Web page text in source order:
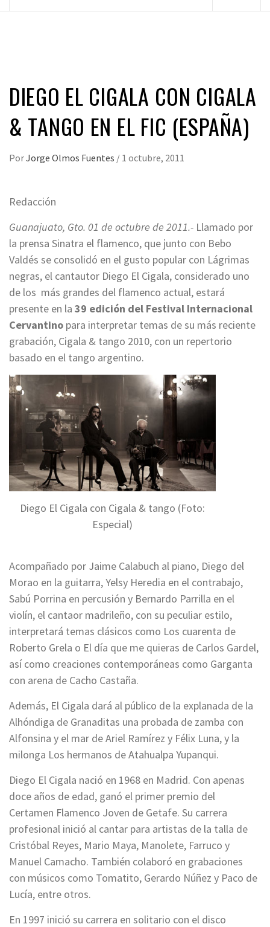
DIEGO EL CIGALA CON CIGALA
& TANGO EN EL FIC (ESPAÑA)
PorJorge Olmos Fuentes / 1 octubre, 2011
Redacción
Guanajuato, Gto. 01 de octubre de 2011.- Llamado por
la prensa Sinatra el flamenco, que junto con Bebo
Valdés se consolidó en el gusto popular con Lágrimas
negras, el cantautor Diego El Cigala, considerado uno
de los más grandes del flamenco actual, estará
presente en la 39 edición del Festival Internacional
Cervantino para interpretar temas de su más reciente
grabación, Cigala & tango 2010, con un repertorio
basado en el tango argentino.
Diego El Cigala con Cigala & tango (Foto:
Especial)
Acompañado por Jaime Calabuch al piano, Diego del
Morao en la guitarra, Yelsy Heredia en el contrabajo,
Sabú Porrina en percusión y Bernardo Parrilla en el
violín, el cantaor madrileño, con su peculiar estilo,
interpretará temas clásicos como Los cuarenta de
Roberto Grela o El día que me quieras de Carlos Gardel,
así como creaciones contemporáneas como Garganta
con arena de Cacho Castaña.
Además, El Cigala dará al público de la explanada de la
Alhóndiga de Granaditas una probada de zamba con
Alfonsina y el mar de Ariel Ramírez y Félix Luna, y la
milonga Los hermanos de Atahualpa Yupanqui.
Diego El Cigala nació en 1968 en Madrid. Con apenas
doce años de edad, ganó el primer premio del
Certamen Flamenco Joven de Getafe. Su carrera
profesional inició al cantar para artistas de la talla de
Cristóbal Reyes, Mario Maya, Manolete, Farruco y
Manuel Camacho. También colaboró en grabaciones
con músicos como Tomatito, Gerardo Núñez y Paco de
Lucía, entre otros.
En 1997 inició su carrera en solitario con el disco